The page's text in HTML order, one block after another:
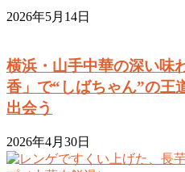
2026年5月14日
横浜・山手中華の深い味
香」で“しばちゃん”の王
出会う
2026年4月30日